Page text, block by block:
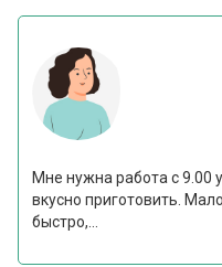
Мне нужна работа с 9.00
вкусно приготовить.
быстро,...